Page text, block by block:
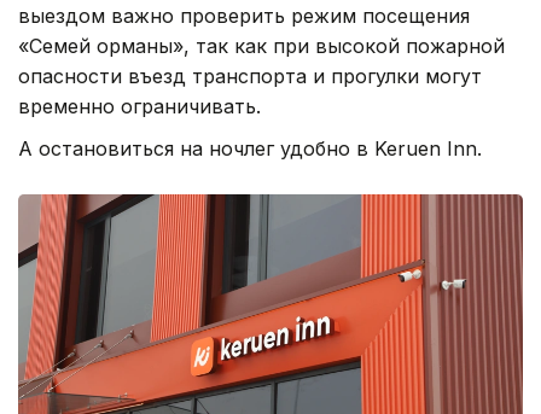
выездом важно проверить режим посещения
«Семей орманы», так как при высокой пожарной
опасности въезд транспорта и прогулки могут
временно ограничивать.
А остановиться на ночлег удобно в Keruen Inn.